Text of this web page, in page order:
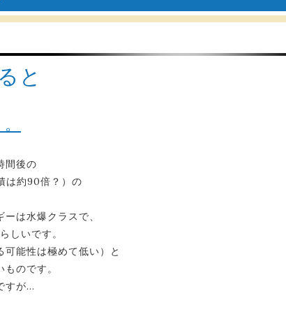
と
間後の
は約90倍？）の
は水爆クラスで、
しいです。
可能性は極めて低い）と
のです。
すが…